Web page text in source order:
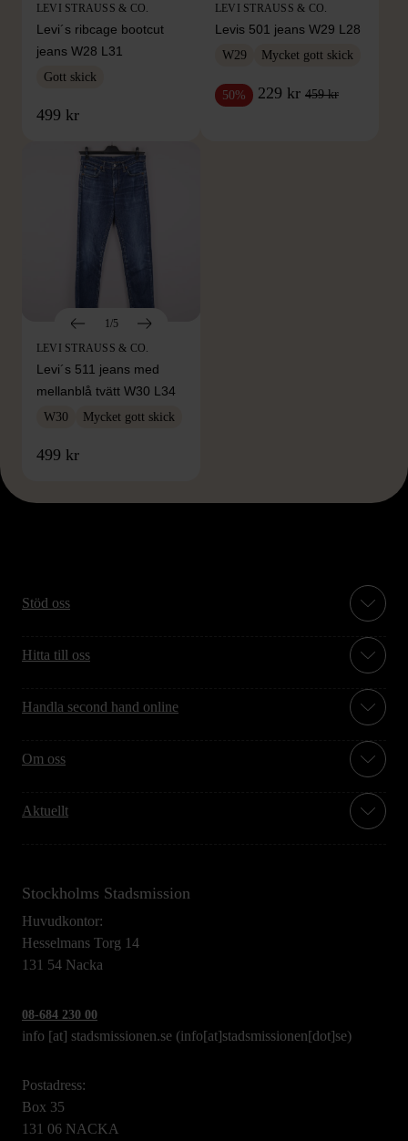
LEVI STRAUSS & CO.
Levi´s ribcage bootcut
jeans W28 L31
Gott skick
499 kr
LEVI STRAUSS & CO.
Levis 501 jeans W29 L28
W29 Mycket gott skick
50% 229 kr 459 kr
1/5
LEVI STRAUSS & CO.
Levi´s 511 jeans med
mellanblå tvätt W30 L34
W30 Mycket gott skick
499 kr
Stöd oss
Hitta till oss
Handla second hand online
Om oss
Aktuellt
Stockholms Stadsmission
Huvudkontor:
Hesselmans Torg 14
131 54 Nacka
08-684 230 00
info [at] stadsmissionen.se (info[at]stadsmissionen[dot]se)
Postadress:
Box 35
131 06 NACKA